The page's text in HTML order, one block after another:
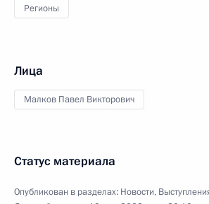
Регионы
Лица
Малков Павел Викторович
Статус материала
Опубликован в разделах: Новости,